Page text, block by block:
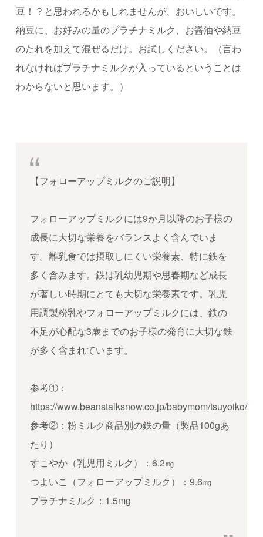
豆！？と思われるかもしれませんが、おいしいです。
納豆に、お好みの量のプラチナミルク、お醤油や納豆
のたれを加えて混ぜるだけ。お試しください。（言わ
れなければプラチナミルクが入っているということは
わからないと思います。）
【フォローアップミルクのご説明】
フォローアップミルクには9か月以降のお子様の
成長に大切な栄養をバランスよく含んでいま
す。離乳食では摂取しにくい栄養素、特に鉄を
多く含みます。鉄は乳幼児期や思春期など成長
が著しい時期にとても大切な栄養素です。乳児
用調製粉乳やフォローアップミルクには、鉄の
不足が心配な3歳までのお子様の発育に大切な鉄
が多く含まれています。
参考①：
https://www.beanstalksnow.co.jp/babymom/tsuyoiko/
参考②：粉ミルク商品別の鉄の量（製品100gあ
たり）
すこやか（乳児用ミルク）： 6.2㎎
つよいこ（フォローアップミルク）： 9.6㎎
プラチナミルク： 1.5mg